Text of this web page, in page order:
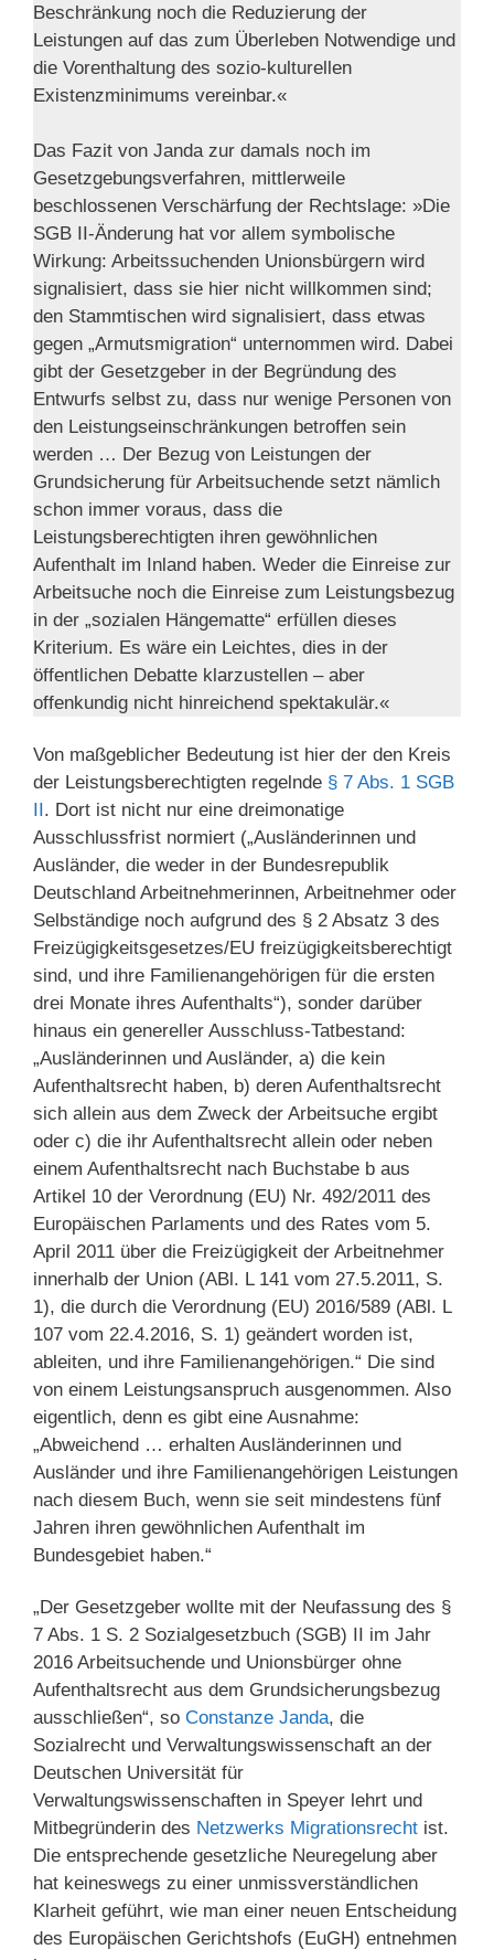
Beschränkung noch die Reduzierung der
Leistungen auf das zum Überleben Notwendige und
die Vorenthaltung des sozio-kulturellen
Existenzminimums vereinbar.«
Das Fazit von Janda zur damals noch im
Gesetzgebungsverfahren, mittlerweile
beschlossenen Verschärfung der Rechtslage: »Die
SGB II-Änderung hat vor allem symbolische
Wirkung: Arbeitssuchenden Unionsbürgern wird
signalisiert, dass sie hier nicht willkommen sind;
den Stammtischen wird signalisiert, dass etwas
gegen „Armutsmigration“ unternommen wird. Dabei
gibt der Gesetzgeber in der Begründung des
Entwurfs selbst zu, dass nur wenige Personen von
den Leistungseinschränkungen betroffen sein
werden … Der Bezug von Leistungen der
Grundsicherung für Arbeitsuchende setzt nämlich
schon immer voraus, dass die
Leistungsberechtigten ihren gewöhnlichen
Aufenthalt im Inland haben. Weder die Einreise zur
Arbeitsuche noch die Einreise zum Leistungsbezug
in der „sozialen Hängematte“ erfüllen dieses
Kriterium. Es wäre ein Leichtes, dies in der
öffentlichen Debatte klarzustellen – aber
offenkundig nicht hinreichend spektakulär.«
Von maßgeblicher Bedeutung ist hier der den Kreis
der Leistungsberechtigten regelnde § 7 Abs. 1 SGB
II. Dort ist nicht nur eine dreimonatige
Ausschlussfrist normiert („Ausländerinnen und
Ausländer, die weder in der Bundesrepublik
Deutschland Arbeitnehmerinnen, Arbeitnehmer oder
Selbständige noch aufgrund des § 2 Absatz 3 des
Freizügigkeitsgesetzes/EU freizügigkeitsberechtigt
sind, und ihre Familienangehörigen für die ersten
drei Monate ihres Aufenthalts“), sonder darüber
hinaus ein genereller Ausschluss-Tatbestand:
„Ausländerinnen und Ausländer, a) die kein
Aufenthaltsrecht haben, b) deren Aufenthaltsrecht
sich allein aus dem Zweck der Arbeitsuche ergibt
oder c) die ihr Aufenthaltsrecht allein oder neben
einem Aufenthaltsrecht nach Buchstabe b aus
Artikel 10 der Verordnung (EU) Nr. 492/2011 des
Europäischen Parlaments und des Rates vom 5.
April 2011 über die Freizügigkeit der Arbeitnehmer
innerhalb der Union (ABl. L 141 vom 27.5.2011, S.
1), die durch die Verordnung (EU) 2016/589 (ABl. L
107 vom 22.4.2016, S. 1) geändert worden ist,
ableiten, und ihre Familienangehörigen.“ Die sind
von einem Leistungsanspruch ausgenommen. Also
eigentlich, denn es gibt eine Ausnahme:
„Abweichend … erhalten Ausländerinnen und
Ausländer und ihre Familienangehörigen Leistungen
nach diesem Buch, wenn sie seit mindestens fünf
Jahren ihren gewöhnlichen Aufenthalt im
Bundesgebiet haben.“
„Der Gesetzgeber wollte mit der Neufassung des §
7 Abs. 1 S. 2 Sozialgesetzbuch (SGB) II im Jahr
2016 Arbeitsuchende und Unionsbürger ohne
Aufenthaltsrecht aus dem Grundsicherungsbezug
ausschließen“, so Constanze Janda, die
Sozialrecht und Verwaltungswissenschaft an der
Deutschen Universität für
Verwaltungswissenschaften in Speyer lehrt und
Mitbegründerin des Netzwerks Migrationsrecht ist.
Die entsprechende gesetzliche Neuregelung aber
hat keineswegs zu einer unmissverständlichen
Klarheit geführt, wie man einer neuen Entscheidung
des Europäischen Gerichtshofs (EuGH) entnehmen